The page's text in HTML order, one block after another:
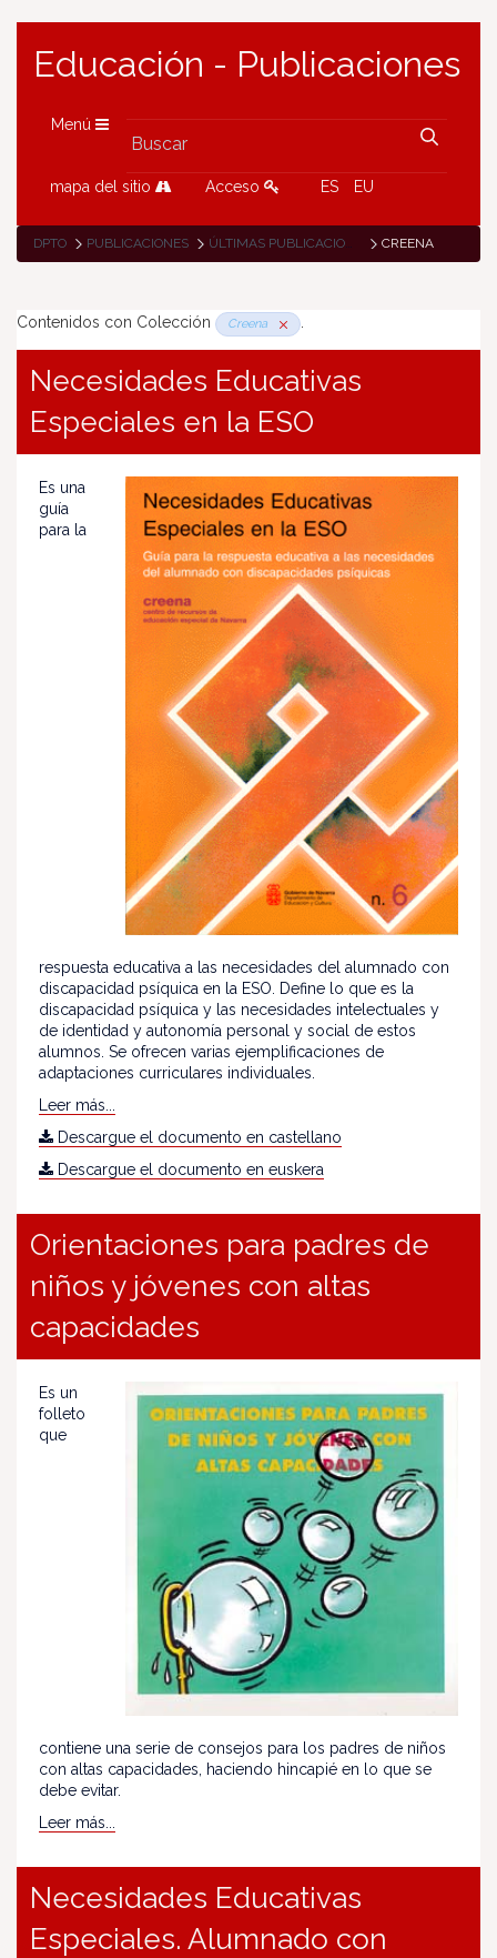
Educación - Publicaciones
Menú
mapa del sitio Acceso ES EU
DPTO PUBLICACIONES ÚLTIMAS PUBLICACIONES CREENA
Contenidos con Colección Creena .
Necesidades Educativas
Especiales en la ESO
Es una
guía
para la
respuesta educativa a las necesidades del alumnado con
discapacidad psíquica en la ESO. Define lo que es la
discapacidad psíquica y las necesidades intelectuales y
de identidad y autonomía personal y social de estos
alumnos. Se ofrecen varias ejemplificaciones de
adaptaciones curriculares individuales.
Leer más...
Descargue el documento en castellano
Descargue el documento en euskera
Orientaciones para padres de
niños y jóvenes con altas
capacidades
Es un
folleto
que
contiene una serie de consejos para los padres de niños
con altas capacidades, haciendo hincapié en lo que se
debe evitar.
Leer más...
Necesidades Educativas
Especiales. Alumnado con